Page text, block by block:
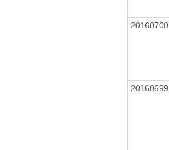
20160700
20160699